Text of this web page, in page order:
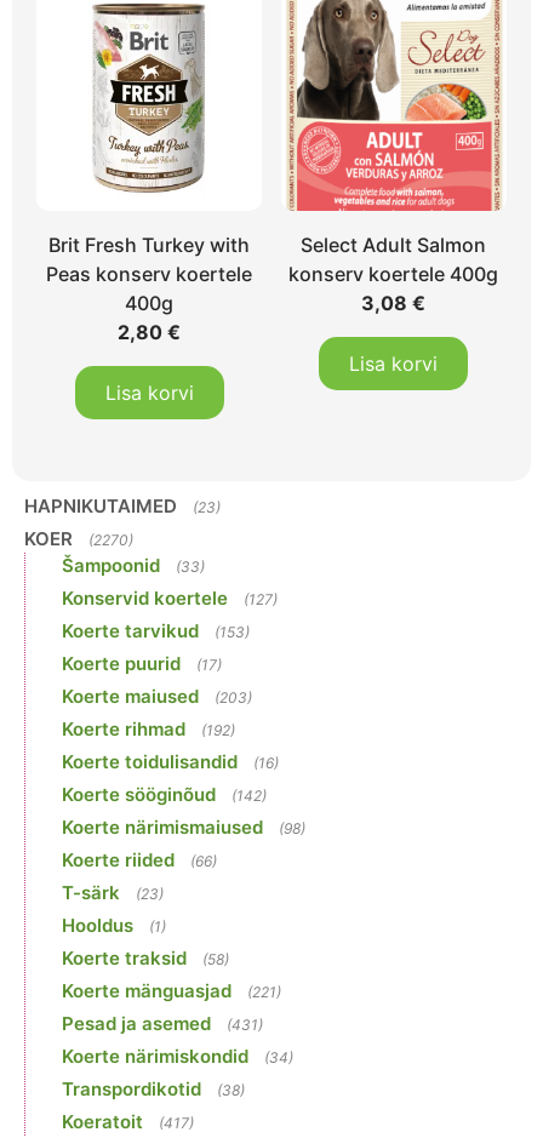
Brit Fresh Turkey with
Peas konserv koertele
400g
2,80€
Lisa korvi
Select Adult Salmon
konserv koertele 400g
3,08€
Lisa korvi
HAPNIKUTAIMED (23)
KOER (2270)
Šampoonid (33)
Konservid koertele (127)
Koerte tarvikud (153)
Koerte puurid (17)
Koerte maiused (203)
Koerte rihmad (192)
Koerte toidulisandid (16)
Koerte sööginõud (142)
Koerte närimismaiused (98)
Koerte riided (66)
T-särk (23)
Hooldus (1)
Koerte traksid (58)
Koerte mänguasjad (221)
Pesad ja asemed (431)
Koerte närimiskondid (34)
Transpordikotid (38)
Koeratoit (417)